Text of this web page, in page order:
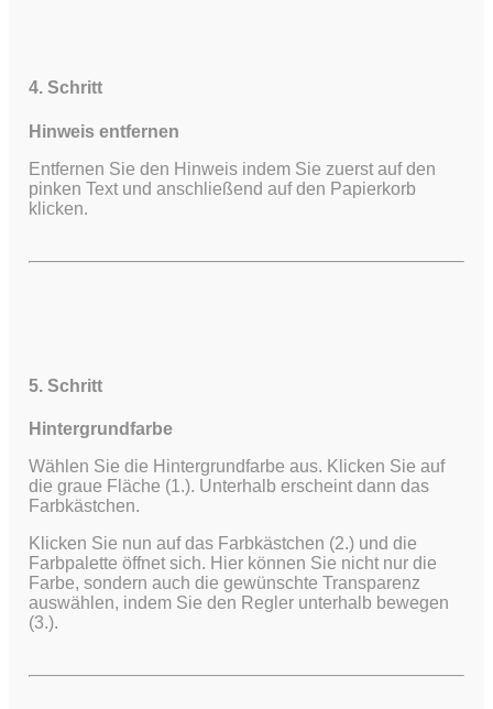
4. Schritt
Hinweis entfernen
Entfernen Sie den Hinweis indem Sie zuerst auf den
pinken Text und anschließend auf den Papierkorb
klicken.
5. Schritt
Hintergrundfarbe
Wählen Sie die Hintergrundfarbe aus. Klicken Sie auf
die graue Fläche (1.). Unterhalb erscheint dann das
Farbkästchen.
Klicken Sie nun auf das Farbkästchen (2.) und die
Farbpalette öffnet sich. Hier können Sie nicht nur die
Farbe, sondern auch die gewünschte Transparenz
auswählen, indem Sie den Regler unterhalb bewegen
(3.).